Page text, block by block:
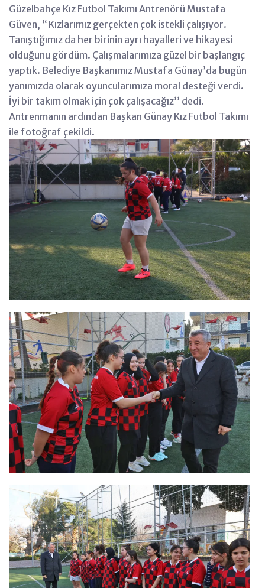
Güzelbahçe Kız Futbol Takımı Antrenörü Mustafa
Güven, ‘‘ Kızlarımız gerçekten çok istekli çalışıyor.
Tanıştığımız da her birinin ayrı hayalleri ve hikayesi
olduğunu gördüm. Çalışmalarımıza güzel bir başlangıç
yaptık. Belediye Başkanımız Mustafa Günay’da bugün
yanımızda olarak oyuncularımıza moral desteği verdi.
İyi bir takım olmak için çok çalışacağız’’ dedi.
Antrenmanın ardından Başkan Günay Kız Futbol Takımı
ile fotoğraf çekildi.